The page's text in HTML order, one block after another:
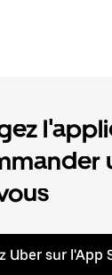
Uber sur l'App